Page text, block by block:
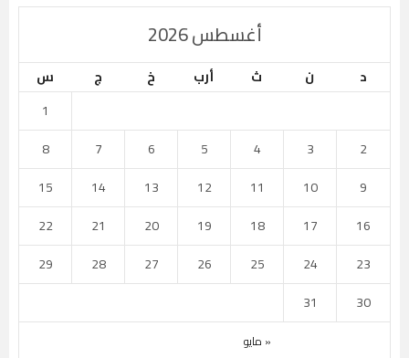
أغسطس 2026
د ن ث أرب خ ج س
« مايو
1
2
3
4
5
6
7
8
9
10
11
12
13
14
15
16
17
18
19
20
21
22
23
24
25
26
27
28
29
30
31